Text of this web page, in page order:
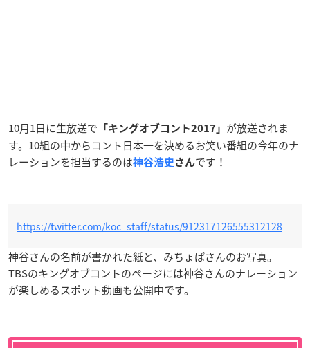
10月1日に生放送で 「キングオブコント2017」 が放送されま
す。10組の中からコント日本一を決めるお笑い番組の今年のナ
レーションを担当するのは神谷浩史 さんです！
https://twitter.com/koc_staff/status/912317126555312128
神谷さんの名前が書かれた紙と、みちょぱさんのお写真。
TBSのキングオブコントのページには神谷さんのナレーション
が楽しめるスポット動画も公開中です。